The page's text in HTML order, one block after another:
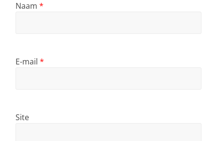
Naam *
E-mail *
Site